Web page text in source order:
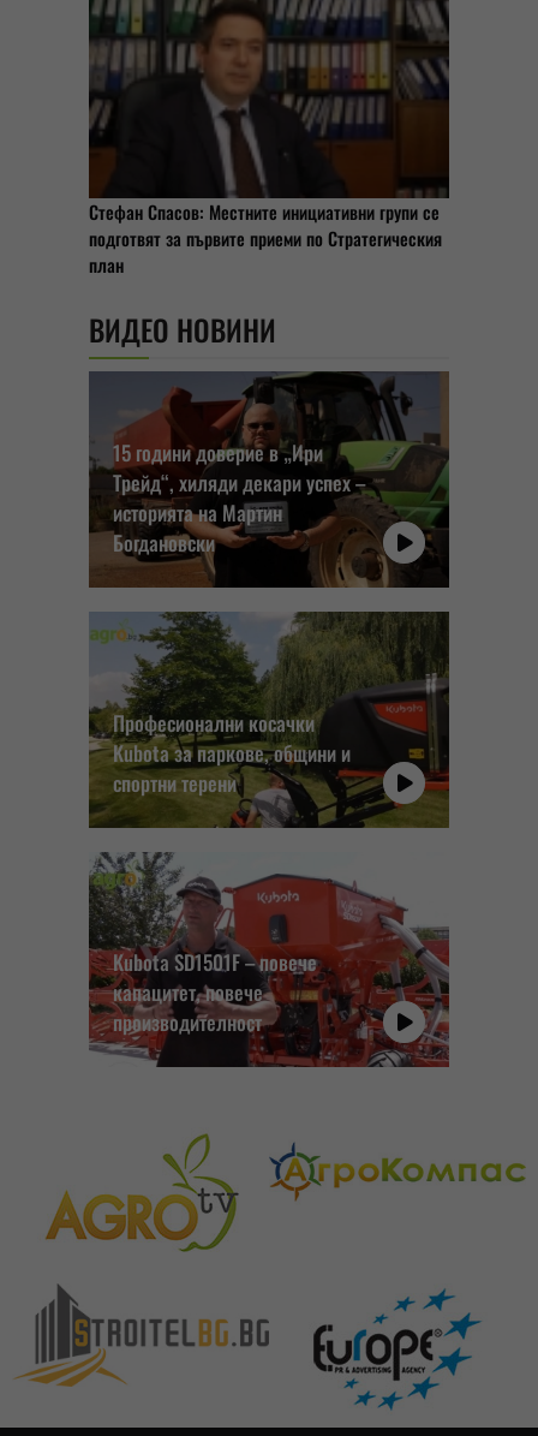
Стефан Спасов: Местните инициативни групи се
подготвят за първите приеми по Стратегическия
план
ВИДЕО НОВИНИ
15 години доверие в „Ири
Трейд“, хиляди декари успех –
историята на Мартин
Богдановски
Професионални косачки
Kubota за паркове, общини и
спортни терени
Kubota SD1501F – повече
капацитет, повече
производителност